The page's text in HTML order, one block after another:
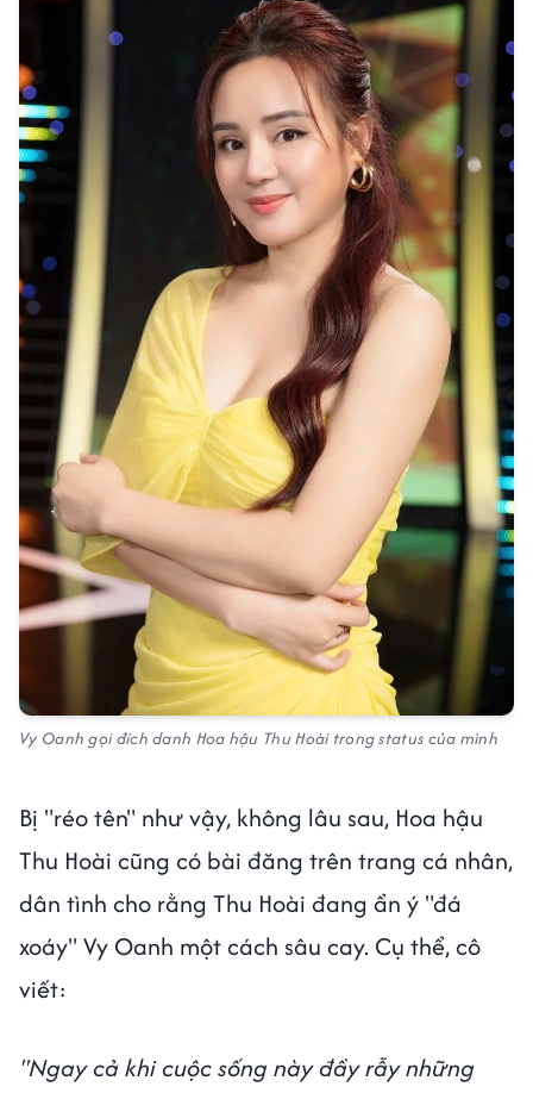
Vy Oanh gọi đích danh Hoa hậu Thu Hoài trong status của mình
Bị "réo tên" như vậy, không lâu sau, Hoa hậu
Thu Hoài cũng có bài đăng trên trang cá nhân,
dân tình cho rằng Thu Hoài đang ẩn ý "đá
xoáy" Vy Oanh một cách sâu cay. Cụ thể, cô
viết:
"Ngay cả khi cuộc sống này đầy rẫy những